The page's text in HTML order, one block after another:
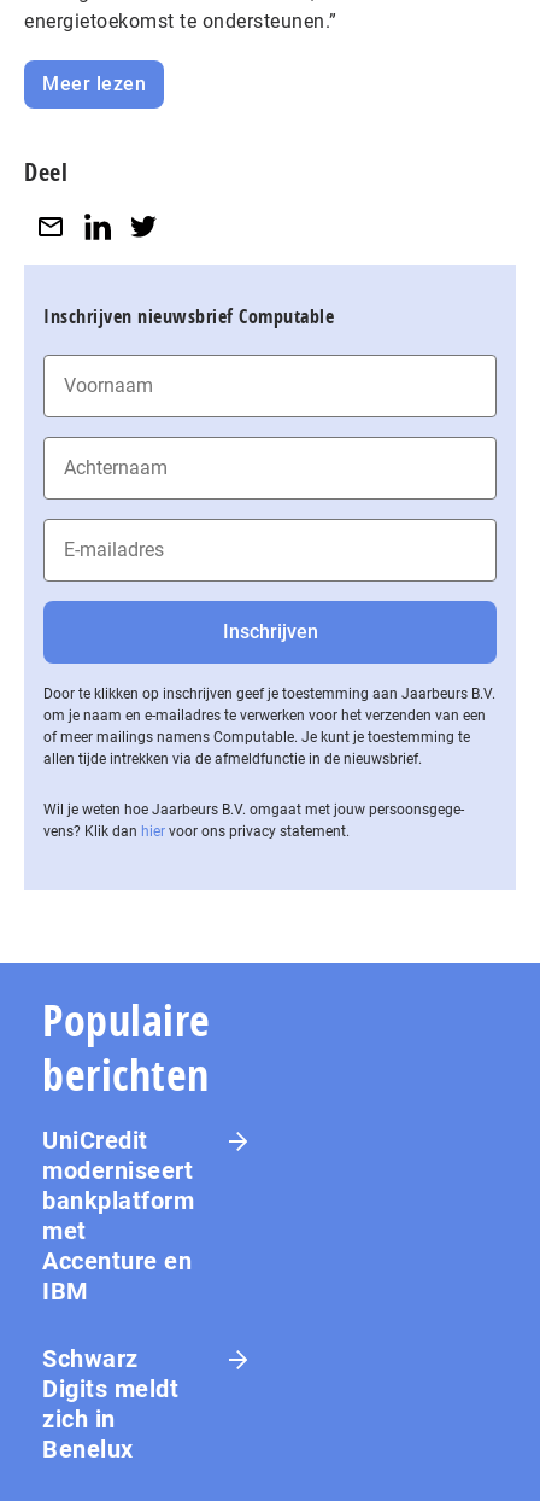
energietoekomst te ondersteunen.”
Meer lezen
Deel
Inschrijven nieuwsbrief Computable
Door te klikken op inschrijven geef je toestemming aan Jaarbeurs B.V.
om je naam en e-mailadres te verwerken voor het verzenden van een
of meer mailings namens Computable. Je kunt je toestemming te
allen tijde intrekken via de af­meld­func­tie in de nieuwsbrief.
Wil je weten hoe Jaarbeurs B.V. omgaat met jouw per­soons­ge­ge­
vens? Klik dan hier voor ons privacy statement.
Populaire
berichten
UniCredit
moderniseert
bankplatform
met
Accenture en
IBM
Schwarz
Digits meldt
zich in
Benelux